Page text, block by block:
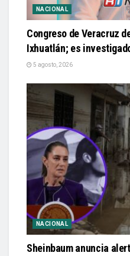
NACIONAL
Congreso de Veracruz
Ixhuatlán; es
5 agosto, 2026
NACIONAL
Sheinbaum anuncia